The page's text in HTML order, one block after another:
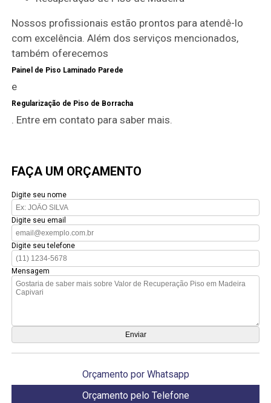
Nossos profissionais estão prontos para atendê-lo
com excelência. Além dos serviços mencionados,
também oferecemos
Painel de Piso Laminado Parede
e
Regularização de Piso de Borracha
. Entre em contato para saber mais.
FAÇA UM ORÇAMENTO
Digite seu nome
Digite seu email
Digite seu telefone
Mensagem
Orçamento por Whatsapp
Orçamento pelo Telefone